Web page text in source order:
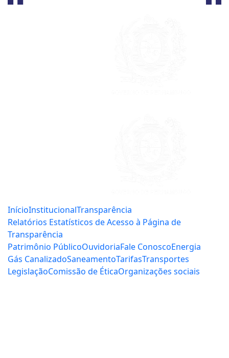
InícioInstitucionalTransparência
Relatórios Estatísticos de Acesso à Página de
Transparência
Patrimônio PúblicoOuvidoriaFale ConoscoEnergia
Gás CanalizadoSaneamentoTarifasTransportes
LegislaçãoComissão de ÉticaOrganizações sociais